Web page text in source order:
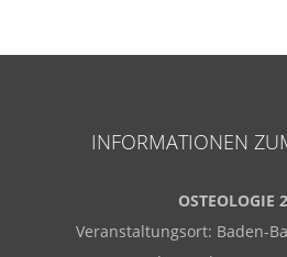
INFORMATIONEN
OSTEOLOGIE
Veranstaltungsort: Baden-